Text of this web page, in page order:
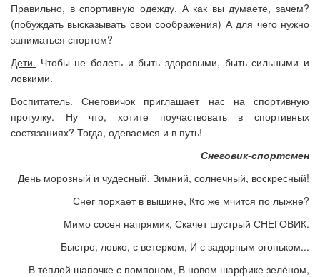
Правильно, в спортивную одежду. А как вы думаете, зачем?
(побуждать высказывать свои соображения) А для чего нужно
заниматься спортом?
Дети. Чтобы не болеть и быть здоровыми, быть сильными и
ловкими.
Воспитатель. Снеговичок приглашает нас на спортивную
прогулку. Ну что, хотите поучаствовать в спортивных
состязаниях? Тогда, одеваемся и в путь!
Снеговик-спортсмен
День морозный и чудесный, Зимний, солнечный, воскресный!
Снег порхает в вышине, Кто же мчится по лыжне?
Мимо сосен напрямик, Скачет шустрый СНЕГОВИК.
Быстро, ловко, с ветерком, И с задорным огоньком...
В тёплой шапочке с помпоном, В новом шарфике зелёном,